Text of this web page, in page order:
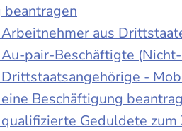
aus
pair-Beschäftigte
-
Beschäftigung
Geduldete